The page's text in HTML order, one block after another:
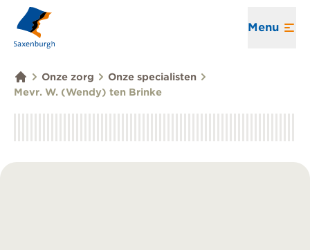
Menu
Onze zorg
Onze specialisten
Mevr. W. (Wendy) ten Brinke